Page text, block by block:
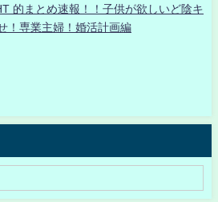
的まとめ速報！！子供が欲しいど陰キ
！専業主婦！婚活計画編